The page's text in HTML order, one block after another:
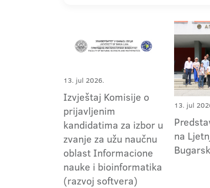
13. jul 2026.
Izvještaj Komisije o
prijavljenim
kandidatima za izbor u
zvanje za užu naučnu
oblast Informacione
nauke i bioinformatika
(razvoj softvera)
13. jul
na